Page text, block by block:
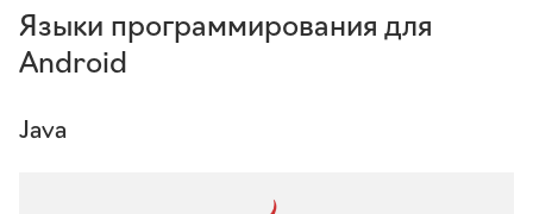
Языки программирования для
Android
Java